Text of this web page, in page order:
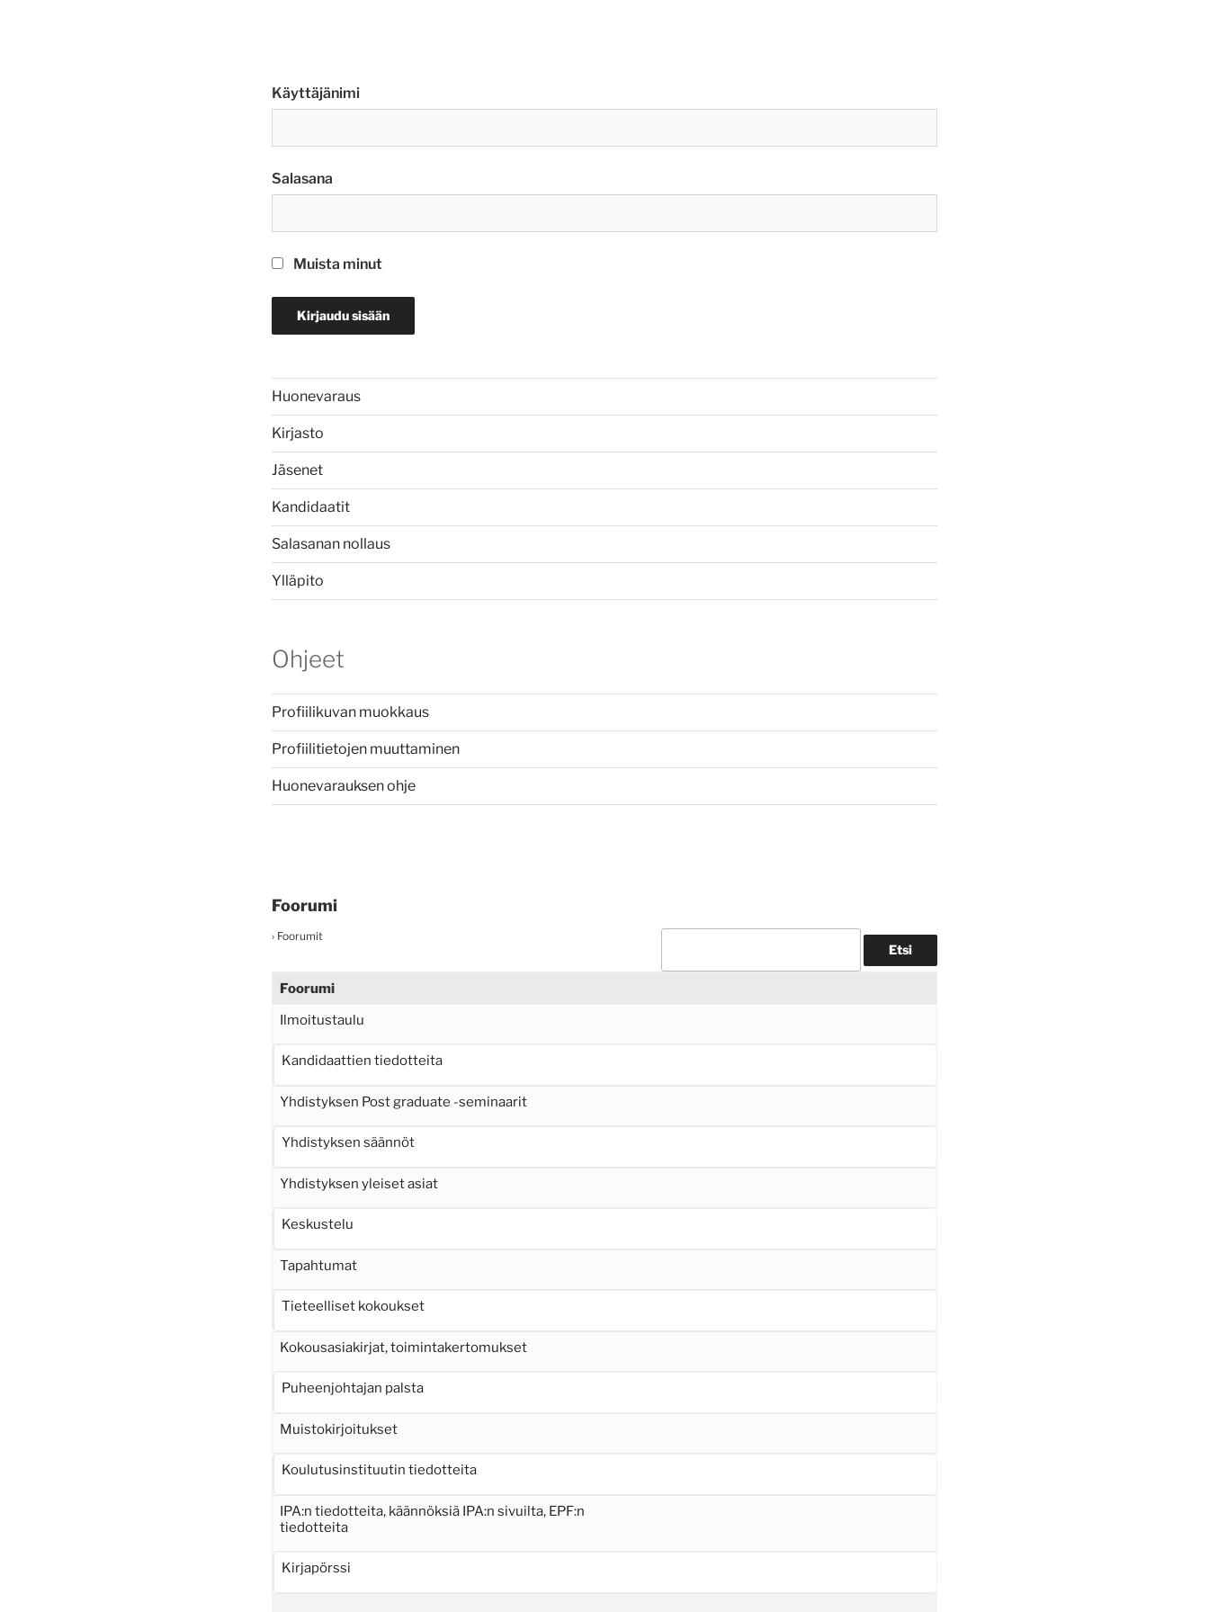
Käyttäjänimi
Salasana
Muista minut
Huonevaraus
Kirjasto
Jäsenet
Kandidaatit
Salasanan nollaus
Ylläpito
Ohjeet
Profiilikuvan muokkaus
Profiilitietojen muuttaminen
Huonevarauksen ohje
Foorumi
› Foorumit
Foorumi
Ilmoitustaulu
Kandidaattien tiedotteita
Yhdistyksen Post graduate -seminaarit
Yhdistyksen säännöt
Yhdistyksen yleiset asiat
Keskustelu
Tapahtumat
Tieteelliset kokoukset
Kokousasiakirjat, toimintakertomukset
Puheenjohtajan palsta
Muistokirjoitukset
Koulutusinstituutin tiedotteita
IPA:n tiedotteita, käännöksiä IPA:n sivuilta, EPF:n
tiedotteita
Kirjapörssi